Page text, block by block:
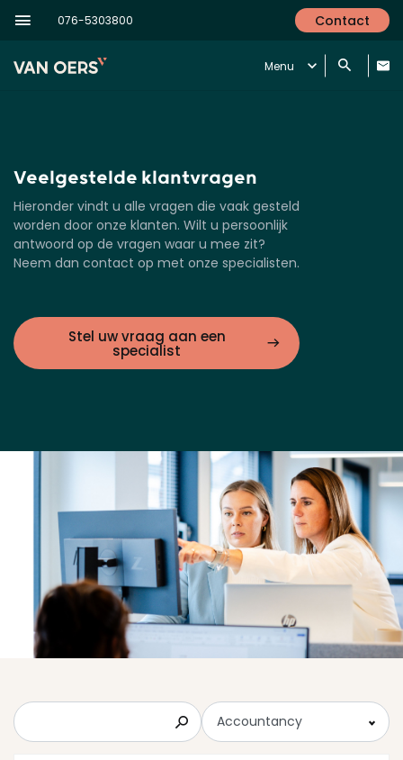
076-5303800 Contact
Menu
Veelgestelde klantvragen
Hieronder vindt u alle vragen die vaak gesteld
worden door onze klanten. Wilt u persoonlijk
antwoord op de vragen waar u mee zit?
Neem dan contact op met onze specialisten.
Stel uw vraag aan een
specialist
Zoeken
Accountancy